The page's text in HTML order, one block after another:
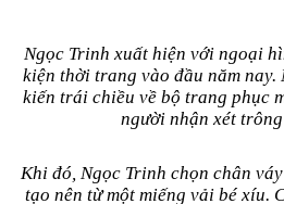
Ngọc Trinh xuất hiện với ngoại
kiện thời trang vào đầu năm nay.
kiến trái chiều về bộ trang phục
người nhận xét
Khi đó, Ngọc Trinh chọn chân
tạo nên từ một miếng vải bé xíu.